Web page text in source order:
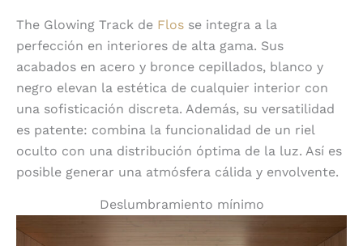
The Glowing Track de Flos se integra a la
perfección en interiores de alta gama. Sus
acabados en acero y bronce cepillados, blanco y
negro elevan la estética de cualquier interior con
una sofisticación discreta. Además, su versatilidad
es patente: combina la funcionalidad de un riel
oculto con una distribución óptima de la luz. Así es
posible generar una atmósfera cálida y envolvente.
Deslumbramiento mínimo